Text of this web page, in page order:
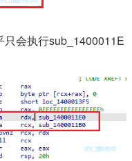
会执行sub_1400011E